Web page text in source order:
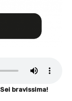
bravissima!